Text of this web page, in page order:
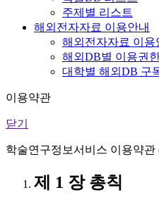
주제별 리스트
해외전자자료 이용안내
해외전자자료 이용
해외DB별 이용권
대학별 해외DB 구
이용약관
닫기
학술연구정보서비스 이용약관
제 1 장 총칙